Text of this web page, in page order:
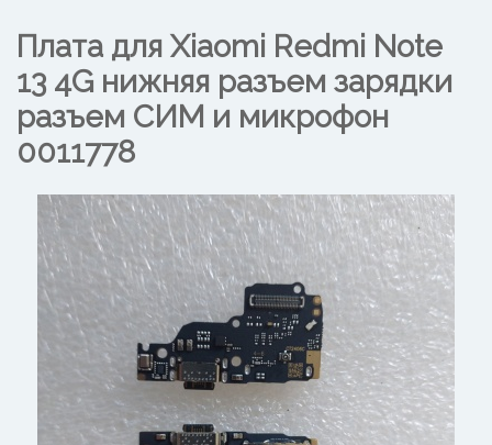
Плата для Xiaomi Redmi Note
13 4G нижняя разъем зарядки
разъем СИМ и микрофон
0011778